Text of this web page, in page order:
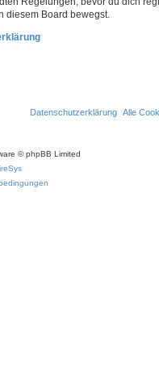
diesem Board bewegst.
Alle
Datenschutzerklärung
© phpBB Limited